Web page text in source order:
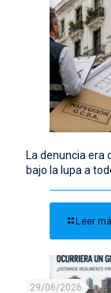
La denuncia era
bajo la lupa a
Leer
29/06/2026